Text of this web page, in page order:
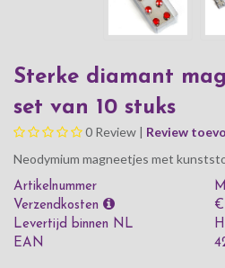
Sterke diamant
set van 10 stuks
0 Review | Review
Neodymium magneetjes met
Artikelnummer
Verzendkosten
€
Levertijd binnen NL
EAN